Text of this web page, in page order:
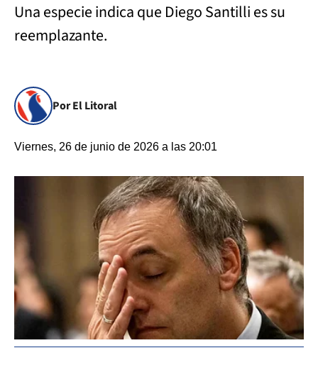
Una especie indica que Diego Santilli es su
reemplazante.
Por El Litoral
Viernes, 26 de junio de 2026 a las 20:01